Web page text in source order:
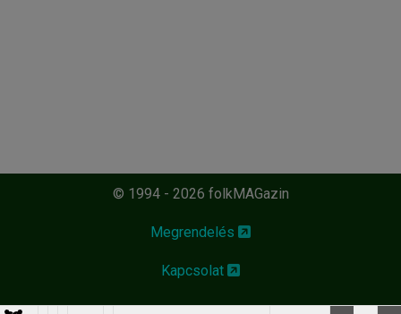
© 1994 - 2026 folkMAGazin
Megrendelés
Kapcsolat